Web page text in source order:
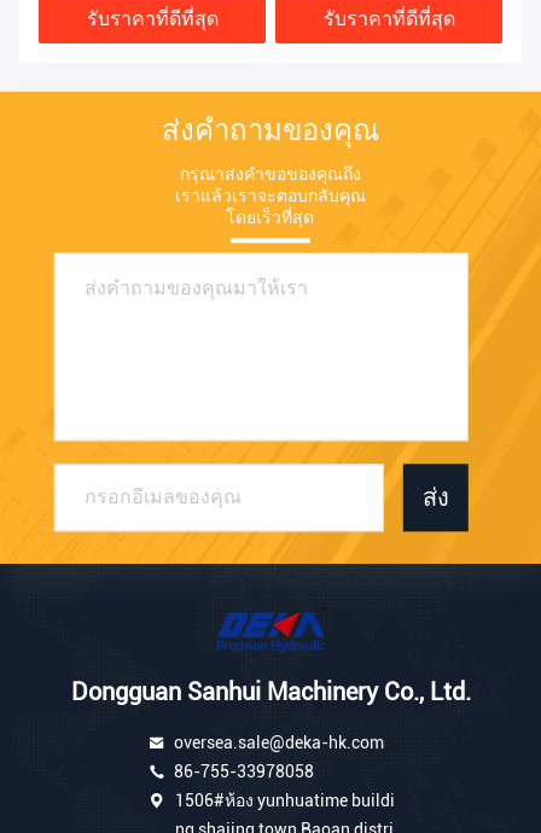
รับราคาที่ดีที่สุด รับราคาที่ดีที่สุด
ส่งคำถามของคุณ
กรุณาส่งคำขอของคุณถึง
เราแล้วเราจะตอบกลับคุณ
โดยเร็วที่สุด
ส่ง
Dongguan Sanhui Machinery Co., Ltd.
oversea.sale@deka-hk.com
86-755-33978058
1506#ห้อง yunhuatime buildi